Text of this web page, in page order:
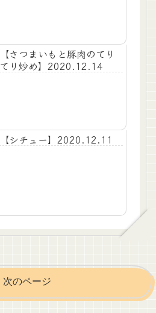
【さつまいもと豚肉のてり
てり炒め】2020.12.14
【シチュー】2020.12.11
次のページ